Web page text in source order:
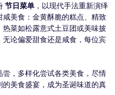
节日菜单 ，以现代手法重新演绎
美食：金黄酥脆的糕点、精致
菜如松露意式土豆团或美味披
论偏爱甜食还是咸食，每位宾
尝，多样化尝试各类美食，尽情
美食盛宴，成为圣诞味道的真